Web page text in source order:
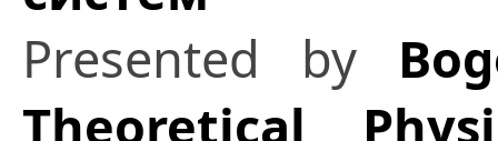
Presented by
Theoretical